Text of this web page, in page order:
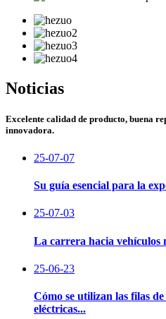
Noticias
Excelente calidad de producto, buena
innovadora.
25-07-07
Su guía esencial para la
25-07-03
La carrera hacia vehículos
25-06-23
Cómo se utilizan las filas
eléctricas...